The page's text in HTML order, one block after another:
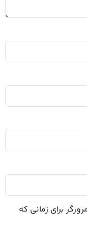
برای زمانی که